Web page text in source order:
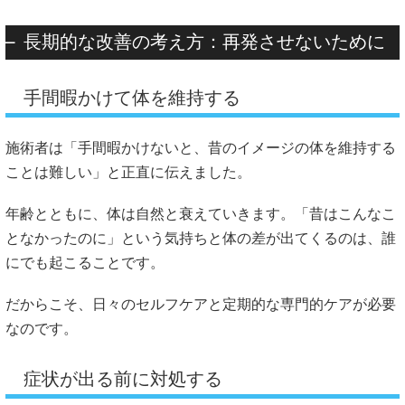
長期的な改善の考え方：再発させないために
手間暇かけて体を維持する
施術者は「手間暇かけないと、昔のイメージの体を維持する
ことは難しい」と正直に伝えました。
年齢とともに、体は自然と衰えていきます。「昔はこんなこ
となかったのに」という気持ちと体の差が出てくるのは、誰
にでも起こることです。
だからこそ、日々のセルフケアと定期的な専門的ケアが必要
なのです。
症状が出る前に対処する